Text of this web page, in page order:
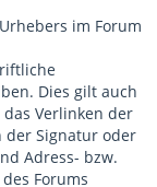
im Forum
Dies gilt auch
Verlinken der
der Signatur oder
Adress- bzw.
Forums